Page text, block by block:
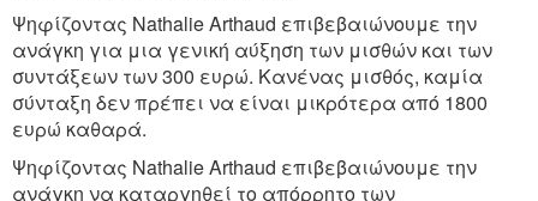
Ψηφίζοντας Nathalie Arthaud επιβεβαιώνουμε την
ανάγκη για μια γενική αύξηση των μισθών και των
συντάξεων των 300 ευρώ. Κανένας μισθός, καμία
σύνταξη δεν πρέπει να είναι μικρότερα από 1800
ευρώ καθαρά.
Ψηφίζοντας Nathalie Arthaud επιβεβαιώνουμε την
ανάγκη να καταργηθεί το απόρρητο των